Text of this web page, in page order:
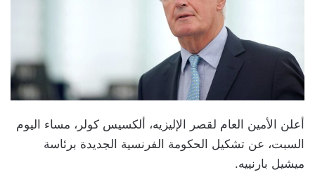
أعلن الأمين العام لقصر الإليزيه، ألكسيس كولر، مساء اليوم
السبت، عن تشكيل الحكومة الفرنسية الجديدة برئاسة
ميشيل بارنييه.